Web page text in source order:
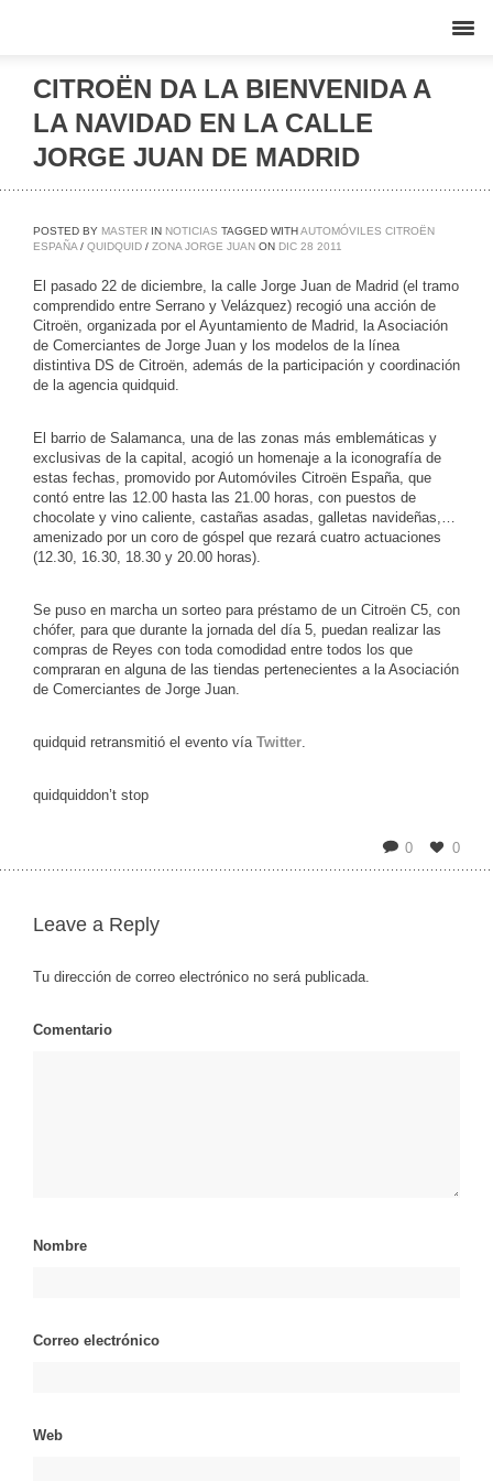
CITROËN DA LA BIENVENIDA A
LA NAVIDAD EN LA CALLE
JORGE JUAN DE MADRID
POSTED BY MASTER IN NOTICIAS TAGGED WITHAUTOMÓVILES CITROËN
ESPAÑA / QUIDQUID / ZONA JORGE JUAN ON DIC 28 2011
El pasado 22 de diciembre, la calle Jorge Juan de Madrid (el tramo
comprendido entre Serrano y Velázquez) recogió una acción de
Citroën, organizada por el Ayuntamiento de Madrid, la Asociación
de Comerciantes de Jorge Juan y los modelos de la línea
distintiva DS de Citroën, además de la participación y coordinación
de la agencia quidquid.
El barrio de Salamanca, una de las zonas más emblemáticas y
exclusivas de la capital, acogió un homenaje a la iconografía de
estas fechas, promovido por Automóviles Citroën España, que
contó entre las 12.00 hasta las 21.00 horas, con puestos de
chocolate y vino caliente, castañas asadas, galletas navideñas,…
amenizado por un coro de góspel que rezará cuatro actuaciones
(12.30, 16.30, 18.30 y 20.00 horas).
Se puso en marcha un sorteo para préstamo de un Citroën C5, con
chófer, para que durante la jornada del día 5, puedan realizar las
compras de Reyes con toda comodidad entre todos los que
compraran en alguna de las tiendas pertenecientes a la Asociación
de Comerciantes de Jorge Juan.
quidquid retransmitió el evento vía Twitter.
quidquiddon’t stop
0 0
Leave a Reply
Tu dirección de correo electrónico no será publicada.
Comentario
Nombre
Correo electrónico
Web